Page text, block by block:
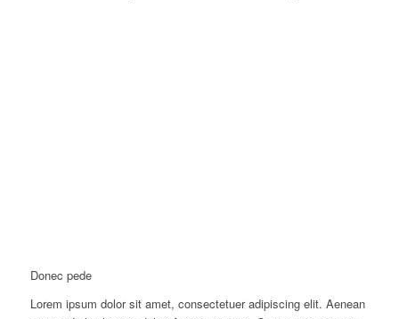
Donec pede
Lorem ipsum dolor sit amet, consectetuer adipiscing elit. Aenean